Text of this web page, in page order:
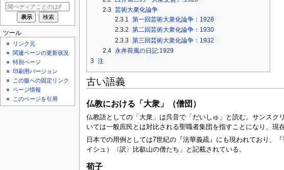
2.3 芸術大衆化論争
2.3.1 第一回芸術大衆化論争：1928
2.3.2 第二回芸術大衆化論争：1930
2.3.3 第三回芸術大衆化論争：1932
2.4 永井荷風の日記:1929
3 注
古い語義
仏教における「大衆」（僧団）
仏教語としての「大衆」は呉音で「だいしゅ」と読む。サンス
いては一般庶民とは対比される聖職者集団を指すことになり、現
日本での用例としては7世紀の『法華義疏』にも現われており、
イシュ）〈訳〉比叡山の僧たち」と記載されている。
荀子
ツール
リンク元
関連ページの更新状況
特別ページ
印刷用バージョン
この版への固定リンク
ページ情報
このページを引用